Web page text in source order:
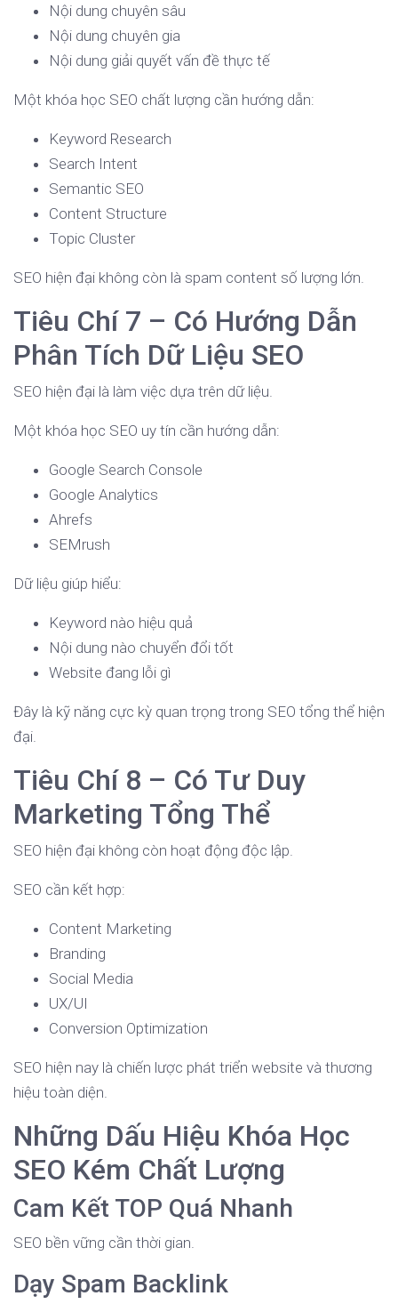
Nội dung chuyên sâu
Nội dung chuyên gia
Nội dung giải quyết vấn đề thực tế
Một khóa học SEO chất lượng cần hướng dẫn:
Keyword Research
Search Intent
Semantic SEO
Content Structure
Topic Cluster
SEO hiện đại không còn là spam content số lượng lớn.
Tiêu Chí 7 – Có Hướng Dẫn
Phân Tích Dữ Liệu SEO
SEO hiện đại là làm việc dựa trên dữ liệu.
Một khóa học SEO uy tín cần hướng dẫn:
Google Search Console
Google Analytics
Ahrefs
SEMrush
Dữ liệu giúp hiểu:
Keyword nào hiệu quả
Nội dung nào chuyển đổi tốt
Website đang lỗi gì
Đây là kỹ năng cực kỳ quan trọng trong SEO tổng thể hiện
đại.
Tiêu Chí 8 – Có Tư Duy
Marketing Tổng Thể
SEO hiện đại không còn hoạt động độc lập.
SEO cần kết hợp:
Content Marketing
Branding
Social Media
UX/UI
Conversion Optimization
SEO hiện nay là chiến lược phát triển website và thương
hiệu toàn diện.
Những Dấu Hiệu Khóa Học
SEO Kém Chất Lượng
Cam Kết TOP Quá Nhanh
SEO bền vững cần thời gian.
Dạy Spam Backlink